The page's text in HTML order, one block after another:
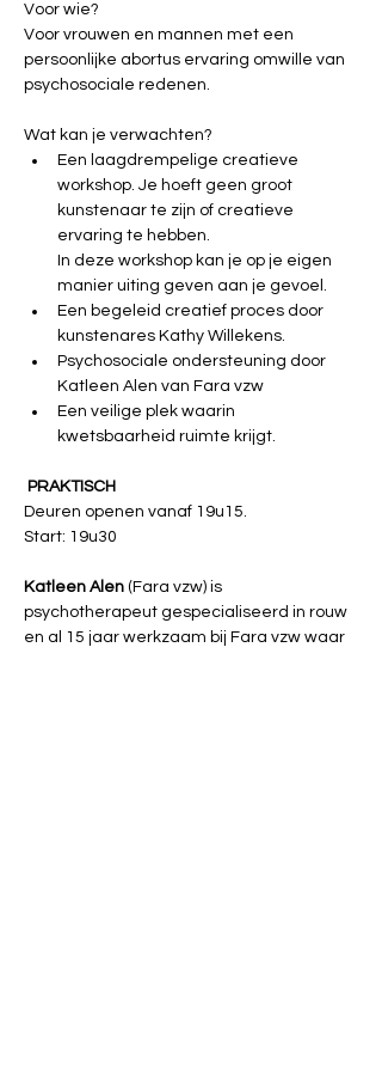
Voor wie?
Voor vrouwen en mannen met een
persoonlijke abortus ervaring omwille van
psychosociale redenen.
Wat kan je verwachten?
Een laagdrempelige creatieve
workshop. Je hoeft geen groot
kunstenaar te zijn of creatieve
ervaring te hebben.
In deze workshop kan je op je eigen
manier uiting geven aan je gevoel.
Een begeleid creatief proces door
kunstenares Kathy Willekens.
Psychosociale ondersteuning door
Katleen Alen van Fara vzw
Een veilige plek waarin
kwetsbaarheid ruimte krijgt.
PRAKTISCH
Deuren openen vanaf 19u15.
Start: 19u30
Katleen Alen (Fara vzw) is
psychotherapeut gespecialiseerd in rouw
en al 15 jaar werkzaam bij Fara vzw waar